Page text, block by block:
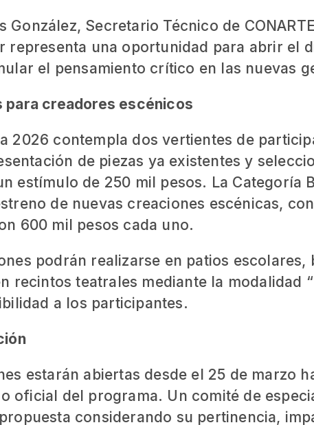
González, Secretario Técnico de
representa una oportunidad para abrir el
el pensamiento crítico en las nuevas
para creadores escénicos
2026 contempla dos vertientes de
de piezas ya existentes y
estímulo de 250 mil pesos. La Categoría
de nuevas creaciones escénicas,
600 mil pesos cada uno.
podrán realizarse en patios escolares,
recintos teatrales mediante la modalidad
a los participantes.
estarán abiertas desde el 25 de marzo
oficial del programa. Un comité de
considerando su pertinencia,